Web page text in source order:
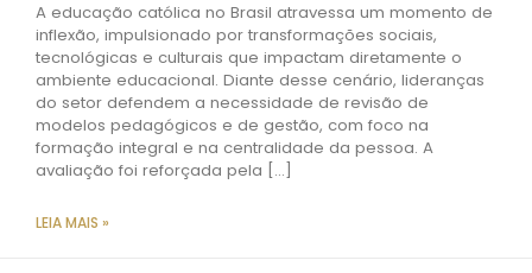
A educação católica no Brasil atravessa um momento de
inflexão, impulsionado por transformações sociais,
tecnológicas e culturais que impactam diretamente o
ambiente educacional. Diante desse cenário, lideranças
do setor defendem a necessidade de revisão de
modelos pedagógicos e de gestão, com foco na
formação integral e na centralidade da pessoa. A
avaliação foi reforçada pela […]
LEIA MAIS »